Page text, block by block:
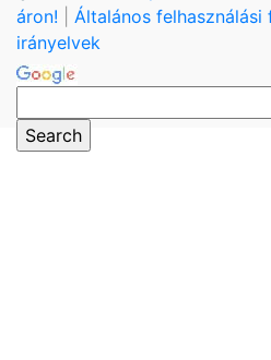
áron!
Általános felhasználási
irányelvek